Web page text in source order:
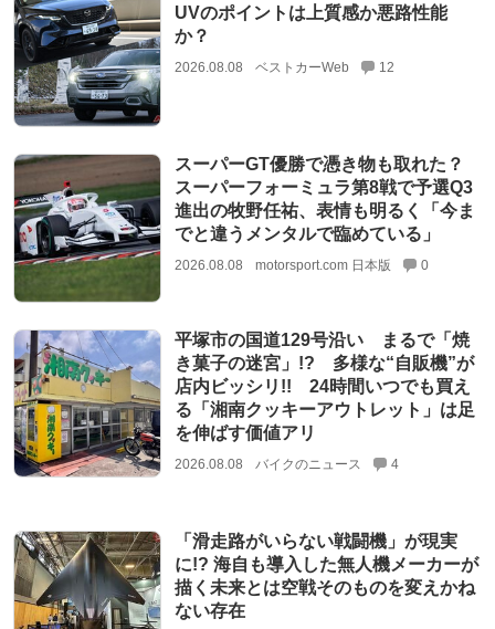
UVのポイントは上質感か悪路性能
か？
2026.08.08 ベストカーWeb 12
スーパーGT優勝で憑き物も取れた？
スーパーフォーミュラ第8戦で予選Q3
進出の牧野任祐、表情も明るく「今ま
でと違うメンタルで臨めている」
2026.08.08 motorsport.com 日本版 0
平塚市の国道129号沿い まるで「焼
き菓子の迷宮」!? 多様な“自販機”が
店内ビッシリ!! 24時間いつでも買え
る「湘南クッキーアウトレット」は足
を伸ばす価値アリ
2026.08.08 バイクのニュース 4
「滑走路がいらない戦闘機」が現実
に!? 海自も導入した無人機メーカーが
描く未来とは空戦そのものを変えかね
ない存在